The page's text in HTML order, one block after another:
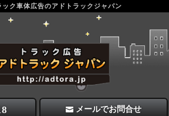
ック車体広告のアドトラックジャパン
メールでお問合せ